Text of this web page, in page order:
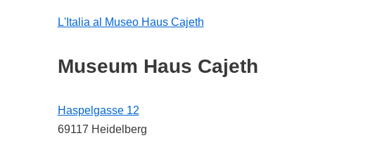
L'Italia al Museo Haus Cajeth
Museum Haus Cajeth
Haspelgasse 12
69117 Heidelberg